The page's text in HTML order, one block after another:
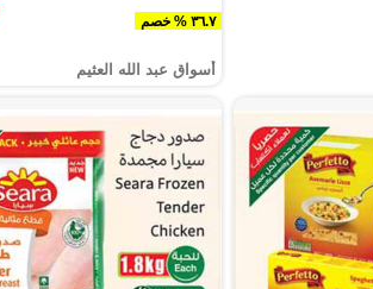
٣٦.٧ % خصم
أسواق عبد الله العثيم